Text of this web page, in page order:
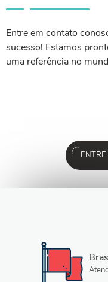
Entre em contato
sucesso! Estamos
uma referência no